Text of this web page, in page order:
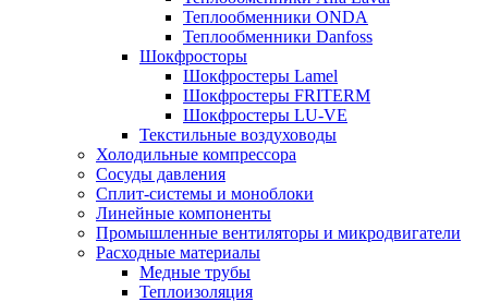
Теплообменники ONDA
Теплообменники Danfoss
Шокфросторы
Шокфростеры Lamel
Шокфростеры FRITERM
Шокфростеры LU-VE
Текстильные воздуховоды
Холодильные компрессора
Сосуды давления
Cплит-системы и моноблоки
Линейные компоненты
Промышленные вентиляторы и микродвигатели
Расходные материалы
Медные трубы
Теплоизоляция